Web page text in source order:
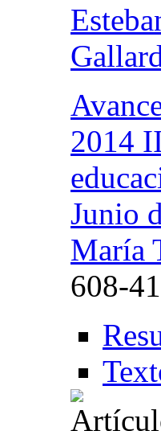
2014
Junio
María
608-